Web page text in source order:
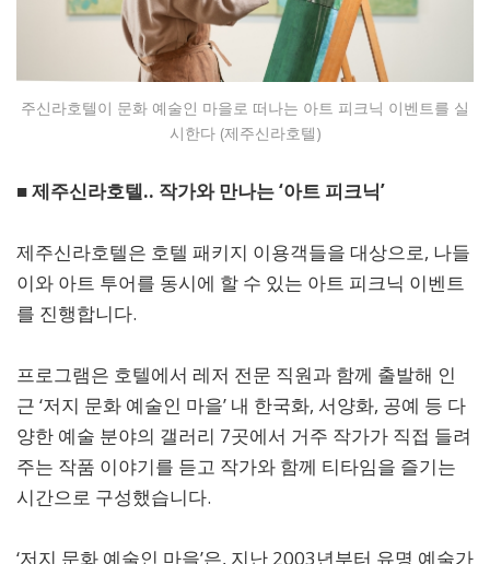
주신라호텔이 문화 예술인 마을로 떠나는 아트 피크닉 이벤트를 실
시한다 (제주신라호텔)
■ 제주신라호텔.. 작가와 만나는 ‘아트 피크닉’
제주신라호텔은 호텔 패키지 이용객들을 대상으로, 나들
이와 아트 투어를 동시에 할 수 있는 아트 피크닉 이벤트
를 진행합니다.
프로그램은 호텔에서 레저 전문 직원과 함께 출발해 인
근 ‘저지 문화 예술인 마을’ 내 한국화, 서양화, 공예 등 다
양한 예술 분야의 갤러리 7곳에서 거주 작가가 직접 들려
주는 작품 이야기를 듣고 작가와 함께 티타임을 즐기는
시간으로 구성했습니다.
‘저지 문화 예술인 마을’은, 지난 2003년부터 유명 예술가